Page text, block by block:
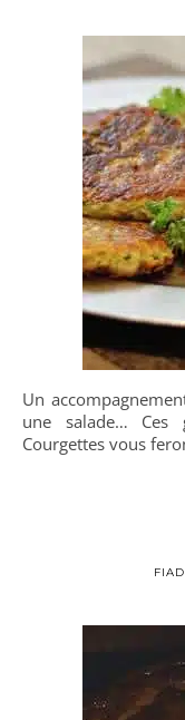
Un accompagnement savoureux ou un repas du soir avec
une salade… Ces
Courgettes vous